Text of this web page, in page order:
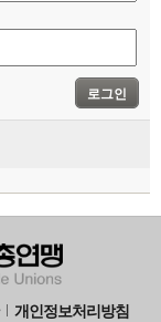
로그인
개인정보처리방침